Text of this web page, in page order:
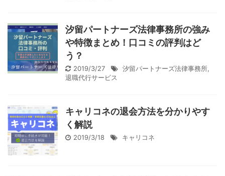
汐留パートナーズ法律事務所の強み
や特徴まとめ！口コミの評判はど
う？
2019/3/27 汐留パートナーズ法律事務所,
退職代行サービス
キャリコネの退会方法を分かりやす
く解説
2019/3/18 キャリコネ